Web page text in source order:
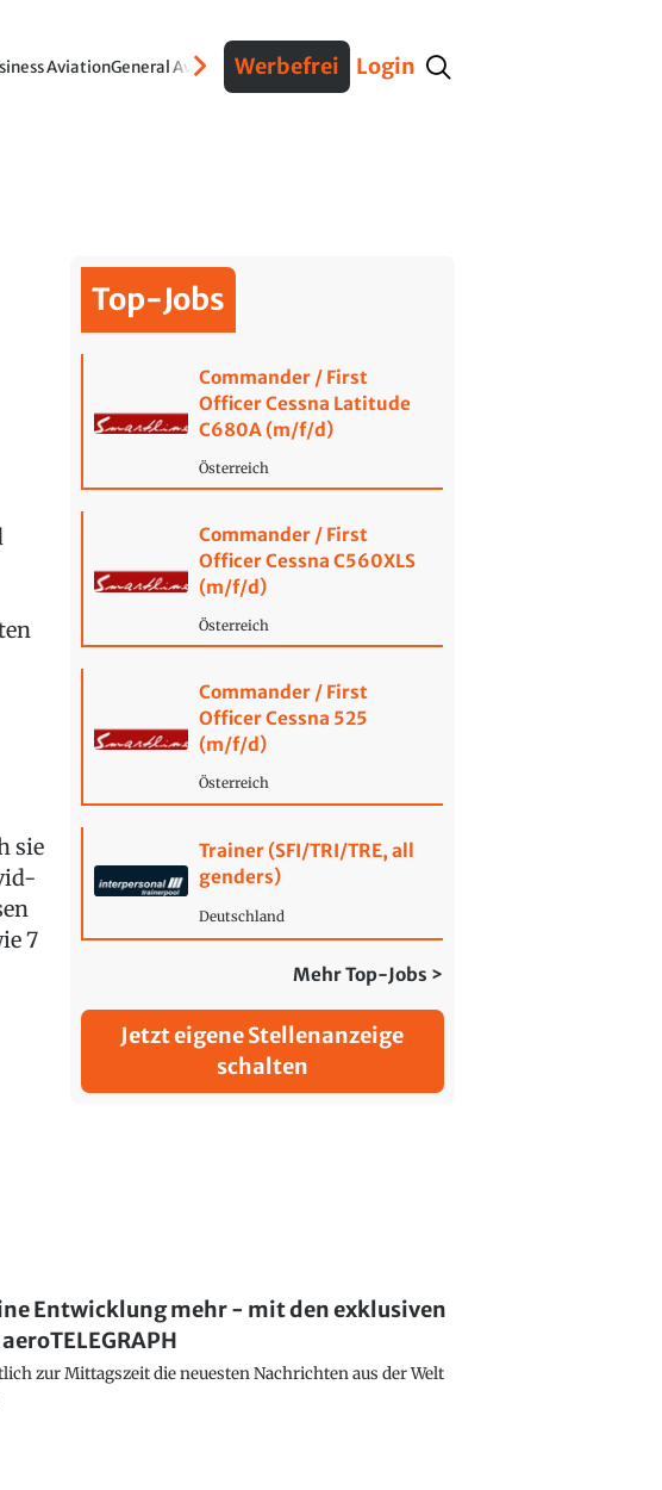
AviationGeneral AviationVerteidigungInterviews Fracht
Werbefrei Login
sie
7
Top-Jobs
Commander / First
Officer Cessna Latitude
C680A (m/f/d)
Österreich
Commander / First
Officer Cessna C560XLS
(m/f/d)
Österreich
Commander / First
Officer Cessna 525
(m/f/d)
Österreich
Trainer (SFI/TRI/TRE, all
genders)
Deutschland
Mehr Top-Jobs >
Jetzt eigene Stellenanzeige
schalten
Entwicklung mehr - mit den exklusiven
zur Mittagszeit die neuesten Nachrichten aus der Welt